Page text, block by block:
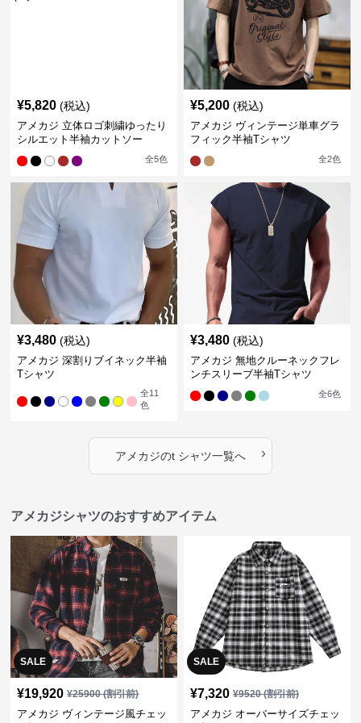
¥5,820 (税込)
アメカジ 立体ロゴ刺繍ゆったり
シルエット半袖カットソー
全5色
¥5,200 (税込)
アメカジ ヴィンテージ単車グラ
フィック半袖Tシャツ
全2色
¥3,480 (税込)
アメカジ 深割りブイネック半袖
Tシャツ
全11
色
¥3,480 (税込)
アメカジ 無地クルーネックフレ
ンチスリーブ半袖Tシャツ
全6色
アメカジのt シャツ一覧へ ›
アメカジシャツのおすすめアイテム
SALE
¥19,920 ¥25900(割引前)
アメカジ ヴィンテージ風チェッ
SALE
¥7,320 ¥9520(割引前)
アメカジ オーバーサイズチェッ